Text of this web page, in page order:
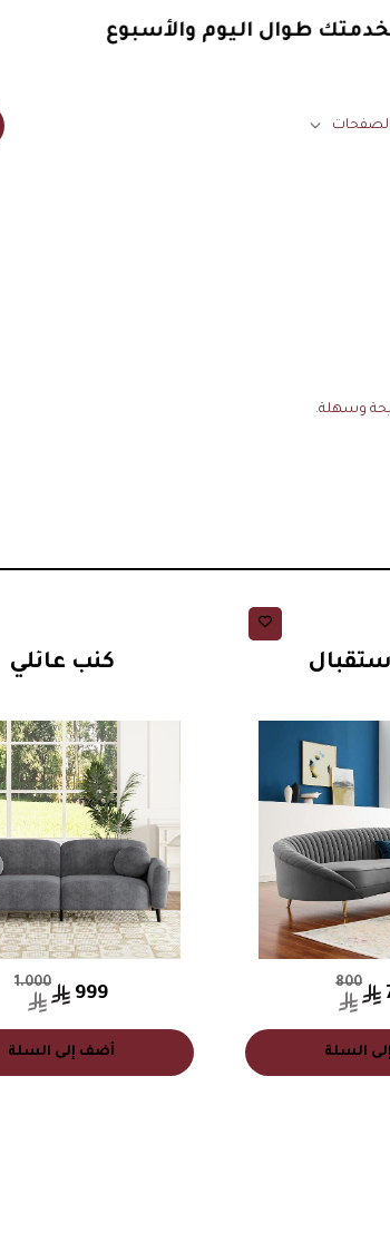
طوال اليوم والأسبوع
الصفحات
وسهلة.
800
السلة
كنب عائلي
999
1.000
أضف إلى السلة